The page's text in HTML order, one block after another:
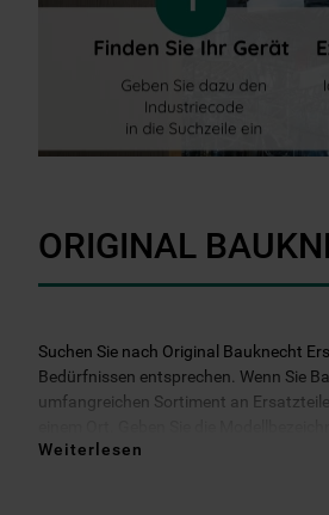
ORIGINAL
Suchen Sie nach Original Bauknecht
Bedürfnissen entsprechen. Wenn Sie
umfangreichen Sortiment an
einem Ort. Geben Sie die
darüber hinaus 2 Jahre Garantie auf
Weiterlesen